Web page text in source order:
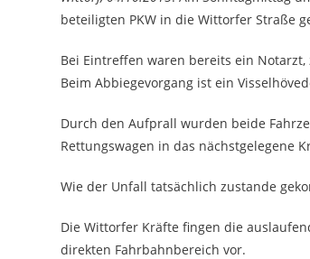
beteiligten PKW in die Wittorfer Straße
Bei Eintreffen waren bereits ein
Beim Abbiegevorgang ist ein
Durch den Aufprall wurden beide
Rettungswagen in das nächstgelegene
Wie der Unfall tatsächlich zustande
Die Wittorfer Kräfte fingen die
direkten Fahrbahnbereich vor.